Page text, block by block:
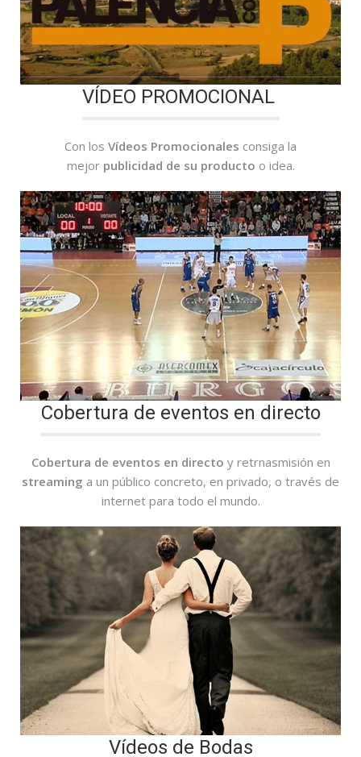
VÍDEO PROMOCIONAL
Con los Vídeos Promocionales consiga la
mejor publicidad de su producto o idea.
Cobertura de eventos en directo
Cobertura de eventos en directo y retrnasmisión en
streaming a un público concreto, en privado, o través de
internet para todo el mundo.
Vídeos de Bodas